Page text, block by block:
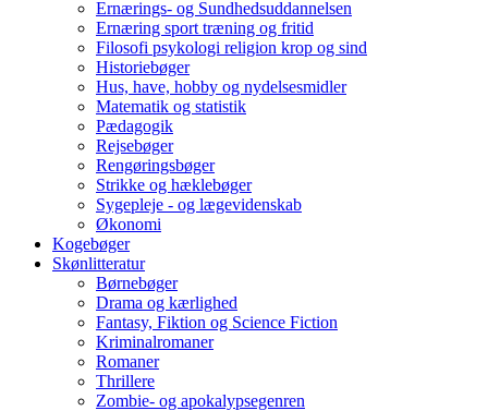
Ernærings- og Sundhedsuddannelsen
Ernæring sport træning og fritid
Filosofi psykologi religion krop og sind
Historiebøger
Hus, have, hobby og nydelsesmidler
Matematik og statistik
Pædagogik
Rejsebøger
Rengøringsbøger
Strikke og hæklebøger
Sygepleje - og lægevidenskab
Økonomi
Kogebøger
Skønlitteratur
Børnebøger
Drama og kærlighed
Fantasy, Fiktion og Science Fiction
Kriminalromaner
Romaner
Thrillere
Zombie- og apokalypsegenren